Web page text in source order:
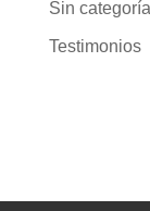
Categorías
Investigación
Sin categoría